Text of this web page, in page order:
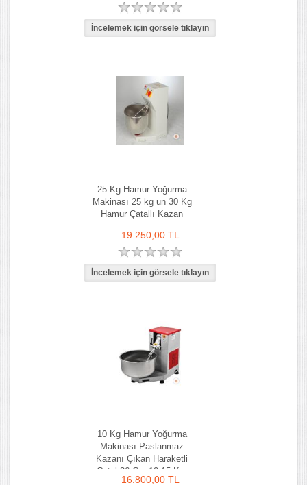
25 Kg Hamur Yoğurma
Makinası 25 kg un 30 Kg
Hamur Çatallı Kazan
19.250,00 TL
10 Kg Hamur Yoğurma
Makinası Paslanmaz
Kazanı Çıkan Haraketli
Çatal 36 Cm 10-15 Kg-
16.800,00 TL